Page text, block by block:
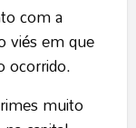
com a
viés em que
ocorrido.
muito